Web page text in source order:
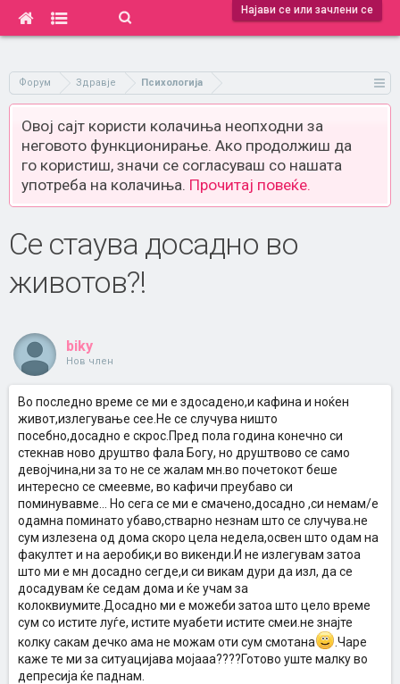
Најави се или зачлени се
Форум Здравје Психологија
Овој сајт користи колачиња неопходни за
неговото функционирање. Ако продолжиш да
го користиш, значи се согласуваш со нашата
употреба на колачиња. Прочитај повеќе.
Се стаува досадно во
животов?!
biky
Нов член
Во последно време се ми е здосадено,и кафина и ноќен
живот,излегување сее.Не се случува ништо
посебно,досадно е скрос.Пред пола година конечно си
стекнав ново друштво фала Богу, но друштвово се само
девојчина,ни за то не се жалам мн.во почетокот беше
интересно се смеевме, во кафичи преубаво си
поминувавме... Но сега се ми е смачено,досадно ,си немам/е
одамна поминато убаво,стварно незнам што се случува.не
сум излезена од дома скоро цела недела,освен што одам на
факултет и на аеробик,и во викенди.И не излегувам затоа
што ми е мн досадно сегде,и си викам дури да изл, да се
досадувам ќе седам дома и ќе учам за
колоквиумите.Досадно ми е можеби затоа што цело време
сум со истите луѓе, истите муабети истите смеи.не знајте
колку сакам дечко ама не можам оти сум смотана
.Чаре
каже те ми за ситуацијава мојааа????Готово уште малку во
депресија ќе паднам.